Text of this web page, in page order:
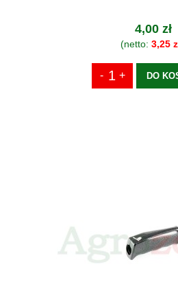
4,00 zł
(netto: 3,25
DO